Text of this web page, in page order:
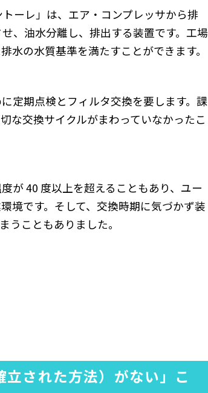
ーレ」は、エア・コンプレッサから排
、油水分離し、排出する装置です。工場
水の水質基準を満たすことができます。
定期点検とフィルタ交換を要します。課
な交換サイクルがまわっていなかったこ
が 40 度以上を超えることもあり、ユー
境です。そして、交換時期に気づかず装
うこともありました。
された方法）がない」こ